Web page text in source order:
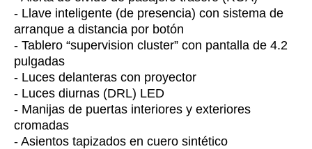
- Llave inteligente (de presencia) con sistema de
arranque a distancia por botón
- Tablero “supervision cluster” con pantalla de 4.2
pulgadas
- Luces delanteras con proyector
- Luces diurnas (DRL) LED
- Manijas de puertas interiores y exteriores
cromadas
- Asientos tapizados en cuero sintético